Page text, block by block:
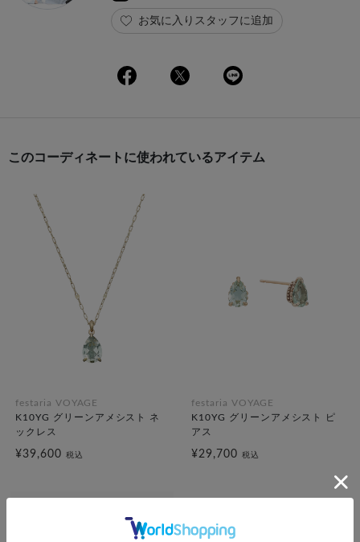
お気に入りスタッフに追加
このコーディネートに使われているアイテム
festaria VOYAGE
K10YG グリーンアメシスト ネ
ックレス
¥39,600 税込
festaria VOYAGE
K10YG グリーンアメシスト ピ
アス
¥29,700 税込